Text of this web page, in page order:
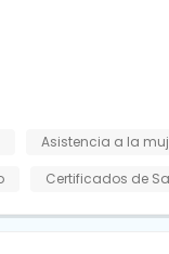
Asistencia a la
Certificados de